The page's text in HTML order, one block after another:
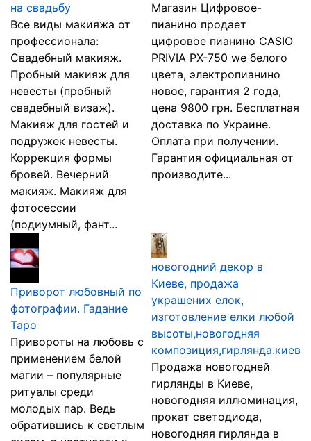
на свадьбу
Все виды макияжа от
профессионала:
Свадебный макияж.
Пробный макияж для
невесты (пробный
свадебный визаж).
Макияж для гостей и
подружек невесты.
Коррекция формы
бровей. Вечерний
макияж. Макияж для
фотосессии
(подиумный, фант...
Магазин Цифровое-
пианино продает
цифровое пианино CASIO
PRIVIA PX-750 we белого
цвета, электропианино
новое, гарантия 2 года,
цена 9800 грн. Бесплатная
доставка по Украине.
Оплата при получении.
Гарантия официальная от
производите...
Приворот любовный по
фотографии. Гадание
Таро
Привороты на любовь с
применением белой
магии – популярные
ритуалы среди
молодых пар. Ведь
обратившись к светлым
новогодний декор в
Киеве, продажа
украшених елок,
изготовление елки любой
высоты,новогодняя
композиция,гирлянда.киев
Продажа новогодней
гирлянды в Киеве,
новогодняя иллюминация,
прокат светодиода,
новогодняя гирлянда в